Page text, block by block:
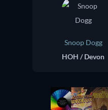
Snoop Dogg
HOH / Devon